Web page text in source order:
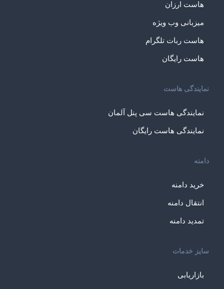
هاست ارزان
میزبانی وب ویژه
هاست ربات تلگرام
هاست رایگان
نمایندگی هاست
نمایندگی هاست سی پنل آلمان
نمایندگی هاست رایگان
دامنه
خرید دامنه
انتقال دامنه
تمدید دامنه
سایز خدمات
بازاریابی